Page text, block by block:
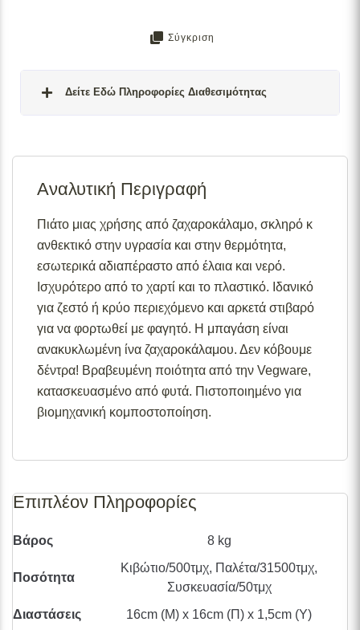
Σύγκριση
Δείτε Εδώ Πληροφορίες Διαθεσιμότητας
Διαθέσιμο κατόπιν παραγγελίας:
ημερομηνία εξόφλησης της παραγγελίας σας.
Σε απόθεμα (επιπλέον μπορεί να ζητηθεί κατόπιν
παραγγελίας):Μερική ποσότητα είναι άμεσα διαθέσιμη
για αποστολή και το υπόλοιπο σε 2 – 4 εβδομάδες από
την ημερομηνία εξόφλησης της παραγγελίας σας.
Για περισσότερες λεπτομέρειες σχετικά με τις
διαθεσιμότητες προϊόντων, παρακαλούμε επικοινωνήστε
μαζί μας στοinfo@skgecoshop.comή στο2315 005
998
Αναλυτική Περιγραφή
Πιάτο μιας χρήσης από ζαχαροκάλαμο, σκληρό κ
ανθεκτικό στην υγρασία και στην θερμότητα,
εσωτερικά αδιαπέραστο από έλαια και νερό.
Ισχυρότερο από το χαρτί και το πλαστικό. Ιδανικό
για ζεστό ή κρύο περιεχόμενο και αρκετά στιβαρό
για να φορτωθεί με φαγητό. Η μπαγάση είναι
ανακυκλωμένη ίνα ζαχαροκάλαμου. Δεν κόβουμε
δέντρα! Βραβευμένη ποιότητα από την Vegware,
κατασκευασμένο από φυτά. Πιστοποιημένο για
βιομηχανική κομποστοποίηση.
Επιπλέον Πληροφορίες
Βάρος 8 kg
Ποσότητα
Κιβώτιο/500τμχ, Παλέτα/31500τμχ,
Συσκευασία/50τμχ
Διαστάσεις
16cm (Μ) x 16cm (Π) x 1,5cm (Υ)